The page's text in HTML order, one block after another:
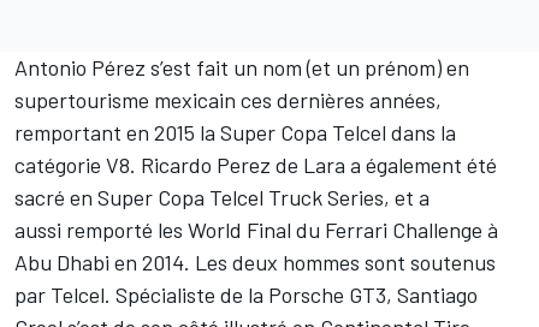
Antonio Pérez s’est fait un nom (et un prénom) en
supertourisme mexicain ces dernières années,
remportant en 2015 la Super Copa Telcel dans la
catégorie V8. Ricardo Perez de Lara a également été
sacré en Super Copa Telcel Truck Series, et a
aussi remporté les World Final du Ferrari Challenge à
Abu Dhabi en 2014. Les deux hommes sont soutenus
par Telcel. Spécialiste de la Porsche GT3, Santiago